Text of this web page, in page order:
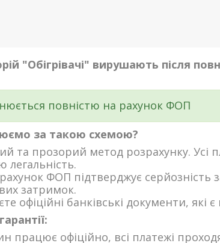
"Обігрівачі" вирушають після
повністю на рахунок ФОП
за такою схемою?
та прозорий метод розрахунку. Усі
легальність.
ФОП підтверджує
затримок.
офіційні банківські документи, які
працює офіційно, всі платежі